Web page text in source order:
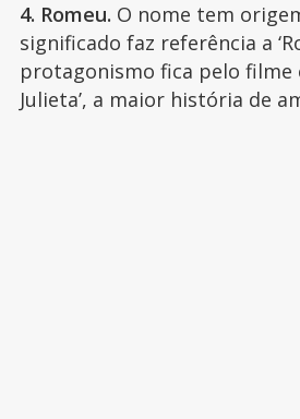
4. Romeu. O nome tem
significado faz referência a
protagonismo fica pelo filme
Julieta’, a maior história de